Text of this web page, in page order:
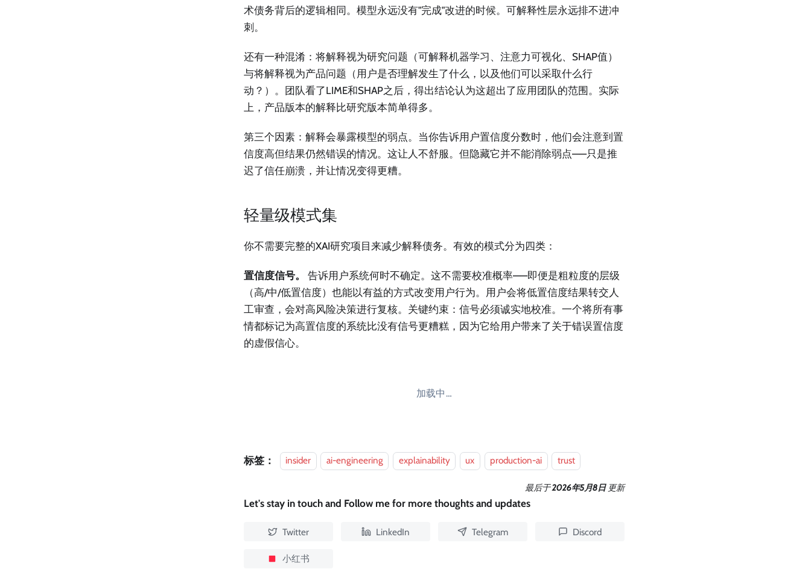
术债务背后的逻辑相同。模型永远没有"完成"改进的时候。可解释性层永远排不进冲
刺。
还有一种混淆：将解释视为研究问题（可解释机器学习、注意力可视化、SHAP值）
与将解释视为产品问题（用户是否理解发生了什么，以及他们可以采取什么行
动？）。团队看了LIME和SHAP之后，得出结论认为这超出了应用团队的范围。实际
上，产品版本的解释比研究版本简单得多。
第三个因素：解释会暴露模型的弱点。当你告诉用户置信度分数时，他们会注意到置
信度高但结果仍然错误的情况。这让人不舒服。但隐藏它并不能消除弱点——只是推
迟了信任崩溃，并让情况变得更糟。
轻量级模式集
你不需要完整的XAI研究项目来减少解释债务。有效的模式分为四类：
置信度信号。
告诉用户系统何时不确定。这不需要校准概率——即便是粗粒度的层级
（高/中/低置信度）也能以有益的方式改变用户行为。用户会将低置信度结果转交人
工审查，会对高风险决策进行复核。关键约束：信号必须诚实地校准。一个将所有事
情都标记为高置信度的系统比没有信号更糟糕，因为它给用户带来了关于错误置信度
的虚假信心。
加载中…
标签： insider ai-engineering explainability ux production-ai trust
最后于2026年5月8日 更新
Let's stay in touch and Follow me for more thoughts and updates
Twitter LinkedIn Telegram Discord
小红书